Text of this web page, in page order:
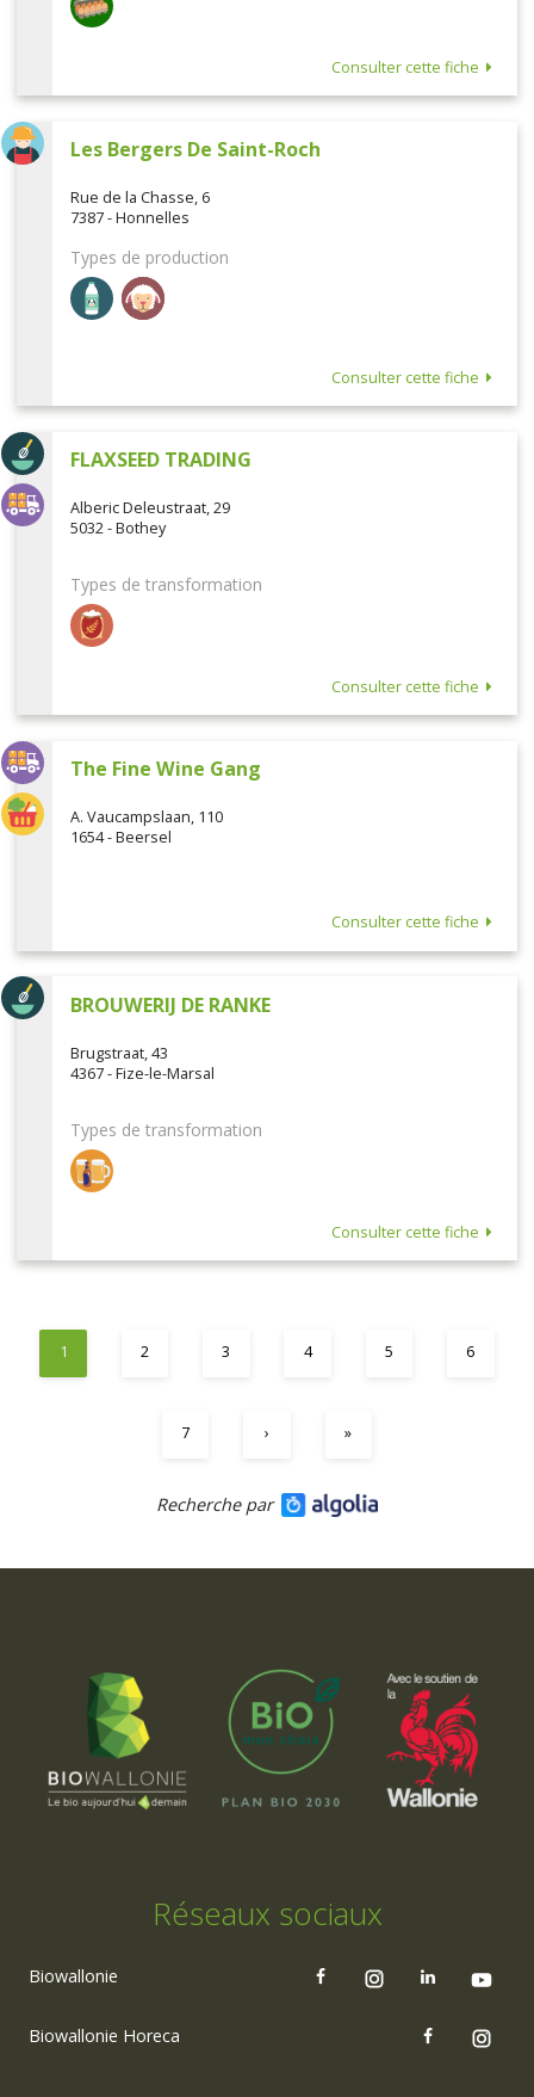
Consulter cette fiche
Les Bergers De Saint-Roch
Rue de la Chasse, 6
7387 - Honnelles
Types de production
Consulter cette fiche
FLAXSEED TRADING
Alberic Deleustraat, 29
5032 - Bothey
Types de transformation
Consulter cette fiche
The Fine Wine Gang
A. Vaucampslaan, 110
1654 - Beersel
Consulter cette fiche
BROUWERIJ DE RANKE
Brugstraat, 43
4367 - Fize-le-Marsal
Types de transformation
Consulter cette fiche
1 2 3 4 5 6
7 › »
Recherche par
Réseaux sociaux
Biowallonie
Biowallonie Horeca